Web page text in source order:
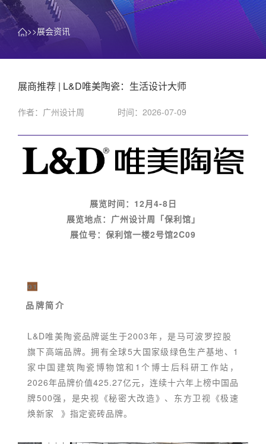
>>展会资讯
展商推荐 | L&D唯美陶瓷：生活设计大师
作者：广州设计周 时间：2026-07-09
展览时间：12月4-8日
展览地点：广州设计周「保利馆」
展位号：保利馆一楼2号馆2C09
01
品牌简介
L&D唯美陶瓷品牌诞生于2003年，是马可波罗控股
旗下高端品牌。拥有全球5大国家级绿色生产基地、1
家中国建筑陶瓷博物馆和1个博士后科研工作站，
2026年品牌价值425.27亿元，连续十六年上榜中国品
牌500强， 是央视《秘密大改造》、东方卫视《极速
焕新家
》指定瓷砖品牌。